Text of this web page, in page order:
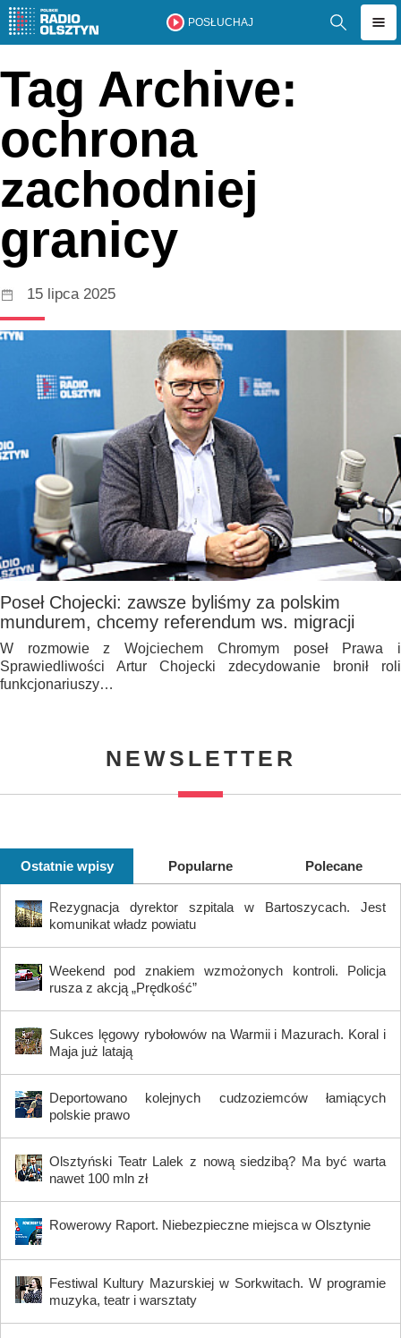
POSŁUCHAJ
Tag Archive:
ochrona
zachodniej
granicy
15 lipca 2025
Poseł Chojecki: zawsze byliśmy za polskim
mundurem, chcemy referendum ws. migracji
W rozmowie z Wojciechem Chromym poseł Prawa i
Sprawiedliwości Artur Chojecki zdecydowanie bronił roli
funkcjonariuszy…
NEWSLETTER
Ostatnie wpisy Popularne Polecane
Rezygnacja dyrektor szpitala w Bartoszycach. Jest
komunikat władz powiatu
Weekend pod znakiem wzmożonych kontroli. Policja
rusza z akcją „Prędkość”
Sukces lęgowy rybołowów na Warmii i Mazurach. Koral i
Maja już latają
Deportowano kolejnych cudzoziemców łamiących
polskie prawo
Olsztyński Teatr Lalek z nową siedzibą? Ma być warta
nawet 100 mln zł
Rowerowy Raport. Niebezpieczne miejsca w Olsztynie
Festiwal Kultury Mazurskiej w Sorkwitach. W programie
muzyka, teatr i warsztaty